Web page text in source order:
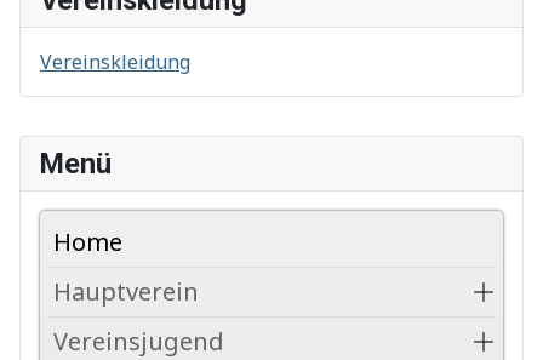
Menü
Home
Hauptverein
Vereinsjugend
Vereinskleidung